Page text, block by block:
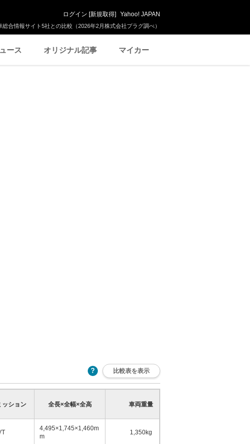
合情報サイト5社との比較（2026年2月株式会社プラグ調べ）
ログイン [新規取得] Yahoo! JAPAN
ース オリジナル記事 マイカー
比較表を表示
ッション 全長×全幅×全高 車両重量
4,495×1,745×1,460m
m
1,350kg